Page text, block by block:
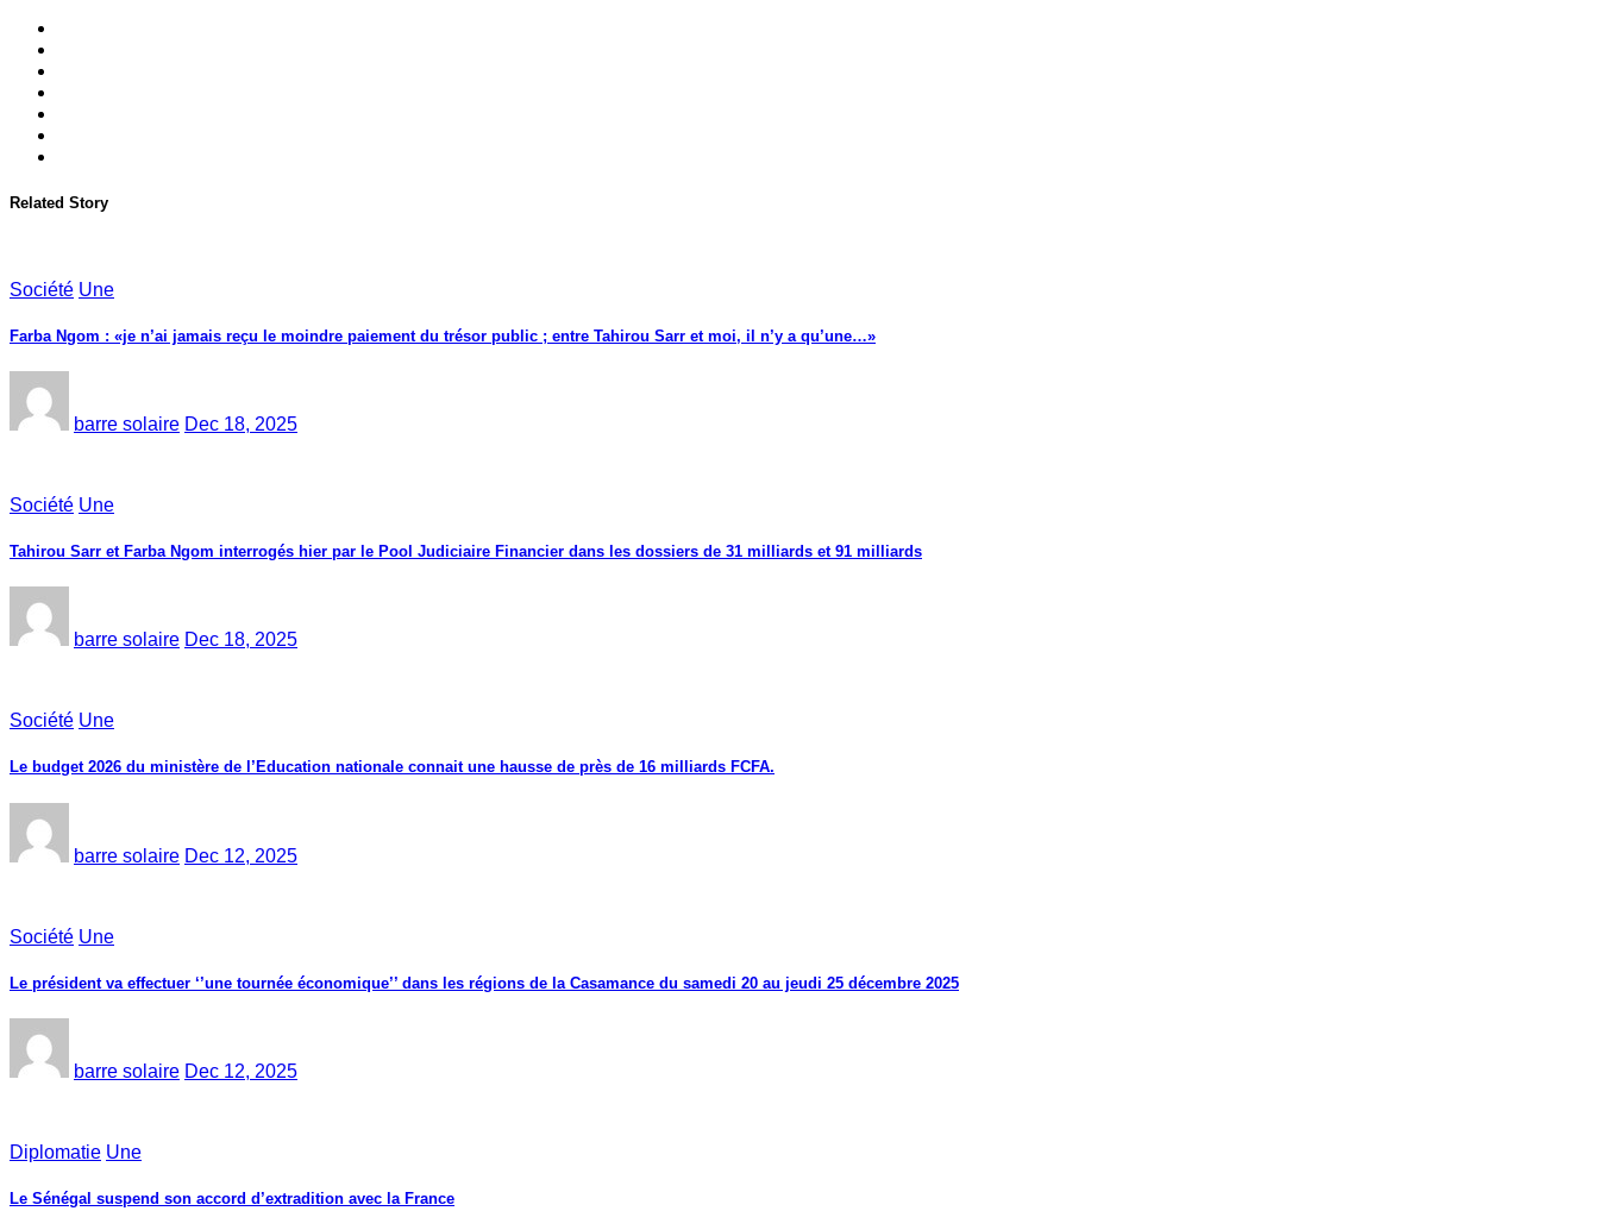
Related Story
Société Une
Farba Ngom : «je n’ai jamais reçu le moindre paiement du trésor public ; entre Tahirou Sarr et moi, il n’y a qu’une…»
barre solaire Dec 18, 2025
Société Une
Tahirou Sarr et Farba Ngom interrogés hier par le Pool Judiciaire Financier dans les dossiers de 31 milliards et 91 milliards
barre solaire Dec 18, 2025
Société Une
Le budget 2026 du ministère de l’Education nationale connait une hausse de près de 16 milliards FCFA.
barre solaire Dec 12, 2025
Société Une
Le président va effectuer ‘’une tournée économique’’ dans les régions de la Casamance du samedi 20 au jeudi 25 décembre 2025
barre solaire Dec 12, 2025
Diplomatie Une
Le Sénégal suspend son accord d’extradition avec la France